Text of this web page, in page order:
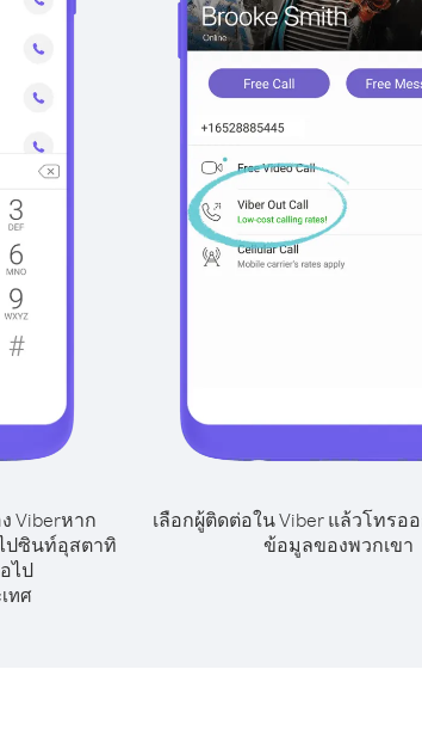
Viberหาก
ปซินท์อุสตาทิ
ไป
ทศ
เลือกผู้ติดต่อใน Viber แล้วโทรอ
ข้อมูลของพวกเขา